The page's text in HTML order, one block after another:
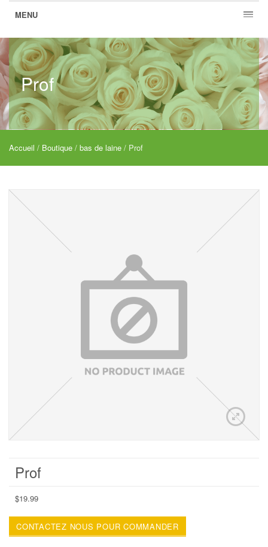
MENU
Prof
Accueil / Boutique / bas de laine / Prof
Prof
$19.99
CONTACTEZ NOUS POUR COMMANDER